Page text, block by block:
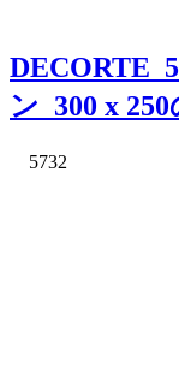
ン_300 x
5732